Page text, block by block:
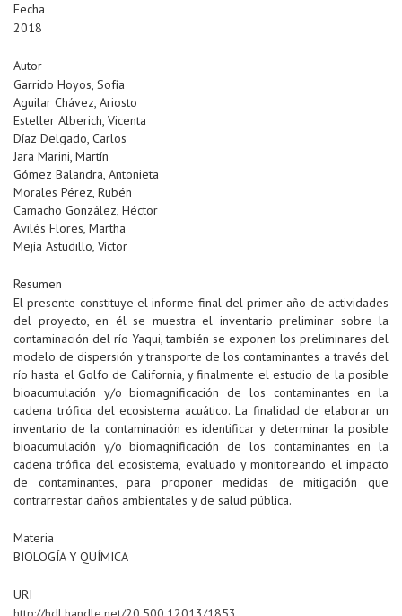
Fecha
2018
Autor
Garrido Hoyos, Sofía
Aguilar Chávez, Ariosto
Esteller Alberich, Vicenta
Díaz Delgado, Carlos
Jara Marini, Martín
Gómez Balandra, Antonieta
Morales Pérez, Rubén
Camacho González, Héctor
Avilés Flores, Martha
Mejía Astudillo, Víctor
Resumen
El presente constituye el informe final del primer año de actividades
del proyecto, en él se muestra el inventario preliminar sobre la
contaminación del río Yaqui, también se exponen los preliminares del
modelo de dispersión y transporte de los contaminantes a través del
río hasta el Golfo de California, y finalmente el estudio de la posible
bioacumulación y/o biomagnificación de los contaminantes en la
cadena trófica del ecosistema acuático. La finalidad de elaborar un
inventario de la contaminación es identificar y determinar la posible
bioacumulación y/o biomagnificación de los contaminantes en la
cadena trófica del ecosistema, evaluado y monitoreando el impacto
de contaminantes, para proponer medidas de mitigación que
contrarrestar daños ambientales y de salud pública.
Materia
BIOLOGÍA Y QUÍMICA
URI